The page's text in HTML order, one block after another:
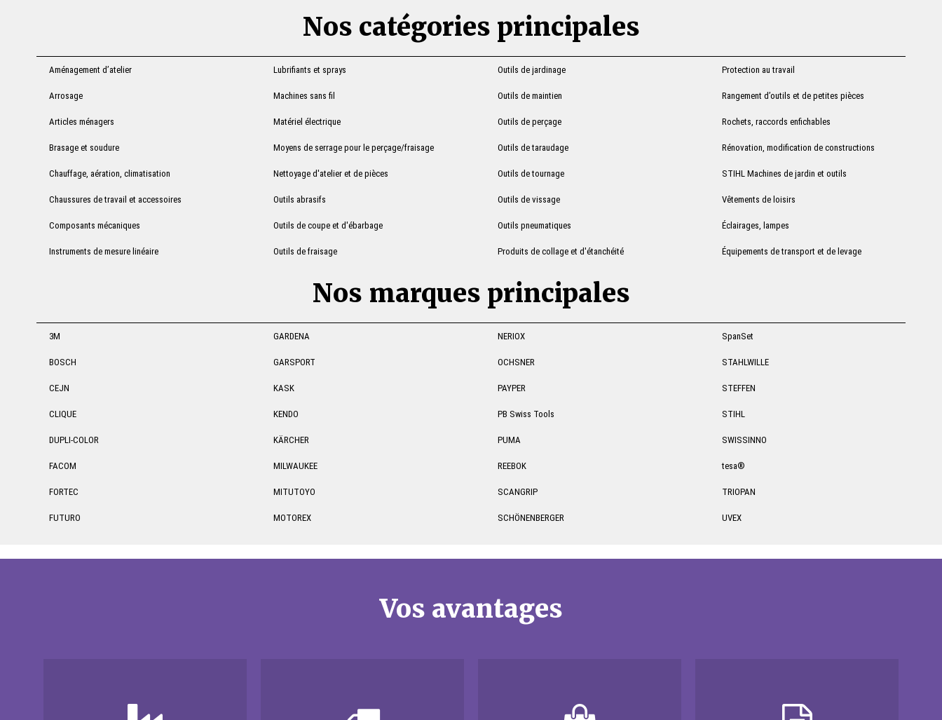
Nos catégories principales
Aménagement d’atelier
Arrosage
Articles ménagers
Brasage et soudure
Chauffage, aération, climatisation
Chaussures de travail et accessoires
Composants mécaniques
Instruments de mesure linéaire
Lubrifiants et sprays
Machines sans fil
Matériel électrique
Moyens de serrage pour le perçage/fraisage
Nettoyage d'atelier et de pièces
Outils abrasifs
Outils de coupe et d'ébarbage
Outils de fraisage
Outils de jardinage
Outils de maintien
Outils de perçage
Outils de taraudage
Outils de tournage
Outils de vissage
Outils pneumatiques
Produits de collage et d'étanchéité
Protection au travail
Rangement d’outils et de petites pièces
Rochets, raccords enfichables
Rénovation, modification de constructions
STIHL Machines de jardin et outils
Vêtements de loisirs
Éclairages, lampes
Équipements de transport et de levage
Nos marques principales
3M
BOSCH
CEJN
CLIQUE
DUPLI-COLOR
FACOM
FORTEC
FUTURO
GARDENA
GARSPORT
KASK
KENDO
KÄRCHER
MILWAUKEE
MITUTOYO
MOTOREX
NERIOX
OCHSNER
PAYPER
PB Swiss Tools
PUMA
REEBOK
SCANGRIP
SCHÖNENBERGER
SpanSet
STAHLWILLE
STEFFEN
STIHL
SWISSINNO
tesa®
TRIOPAN
UVEX
Vos avantages